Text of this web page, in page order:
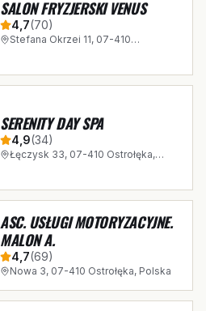
SALON FRYZJERSKI VENUS
4,7(70)
Stefana Okrzei 11, 07-410
SERENITY DAY SPA
4,9(34)
Łęczysk 33, 07-410 Ostrołęka,
ASC. USŁUGI MOTORYZACYJNE.
MALON A.
4,7(69)
Nowa 3, 07-410 Ostrołęka, Polska